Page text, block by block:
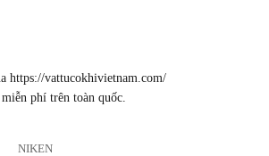
https://vattucokhivietnam.com/
phí trên toàn quốc.
NIKEN